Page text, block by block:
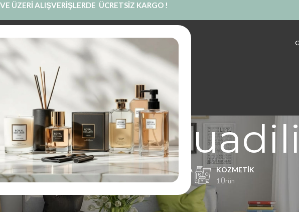
ÜZERİ ALIŞVERİŞLERDE ÜCRETSİZ KARGO !
PRIVATE LABEL KURUMSAL
muse muadili
PARFÜM
97 Ürünler
KOKU KESESI
14 Ürünler
KOLONYA
16 Ürünler
KOZMETIK
1 Ürün